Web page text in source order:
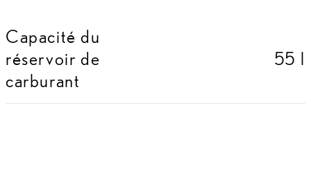
Capacité du
réservoir de
carburant
55 l